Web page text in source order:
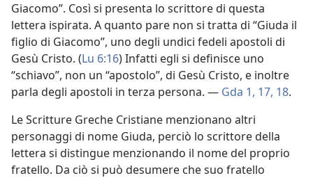
Giacomo”. Così si presenta lo scrittore di questa
lettera ispirata. A quanto pare non si tratta di “Giuda il
figlio di Giacomo”, uno degli undici fedeli apostoli di
Gesù Cristo. (Lu 6:16) Infatti egli si definisce uno
“schiavo”, non un “apostolo”, di Gesù Cristo, e inoltre
parla degli apostoli in terza persona. — Gda 1, 17, 18.
Le Scritture Greche Cristiane menzionano altri
personaggi di nome Giuda, perciò lo scrittore della
lettera si distingue menzionando il nome del proprio
fratello. Da ciò si può desumere che suo fratello